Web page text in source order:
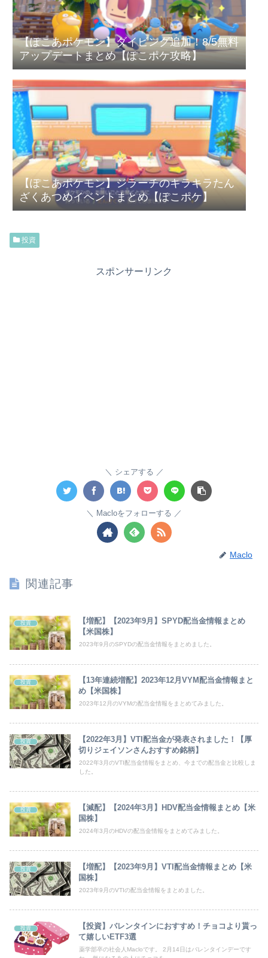
【ぽこあポケモン】ダイビング追加！8/5無料
アップデートまとめ【ぽこポケ攻略】
【ぽこあポケモン】ジラーチのキラキラたん
ざくあつめイベントまとめ【ぽこポケ】
投資
スポンサーリンク
シェアする
Macloをフォローする
Maclo
関連記事
投資
【増配】【2023年9月】SPYD配当金情報まとめ
【米国株】
2023年9月のSPYDの配当金情報をまとめました。
投資
【13年連続増配】2023年12月VYM配当金情報まと
め【米国株】
2023年12月のVYMの配当金情報をまとめてみました。
投資
【2022年3月】VTI配当金が発表されました！【厚
切りジェイソンさんおすすめ銘柄】
2022年3月のVTI配当金情報をまとめ、今までの配当金と比較しま
した。
投資
【減配】【2024年3月】HDV配当金情報まとめ【米
国株】
2024年3月のHDVの配当金情報をまとめてみました。
投資
【増配】【2023年9月】VTI配当金情報まとめ【米
国株】
2023年9月のVTIの配当金情報をまとめました。
投資
【投資】バレンタインにおすすめ！チョコより貰っ
て嬉しいETF3選
薬学部卒の社会人Macloです。 2月14日はバレンタインデーです